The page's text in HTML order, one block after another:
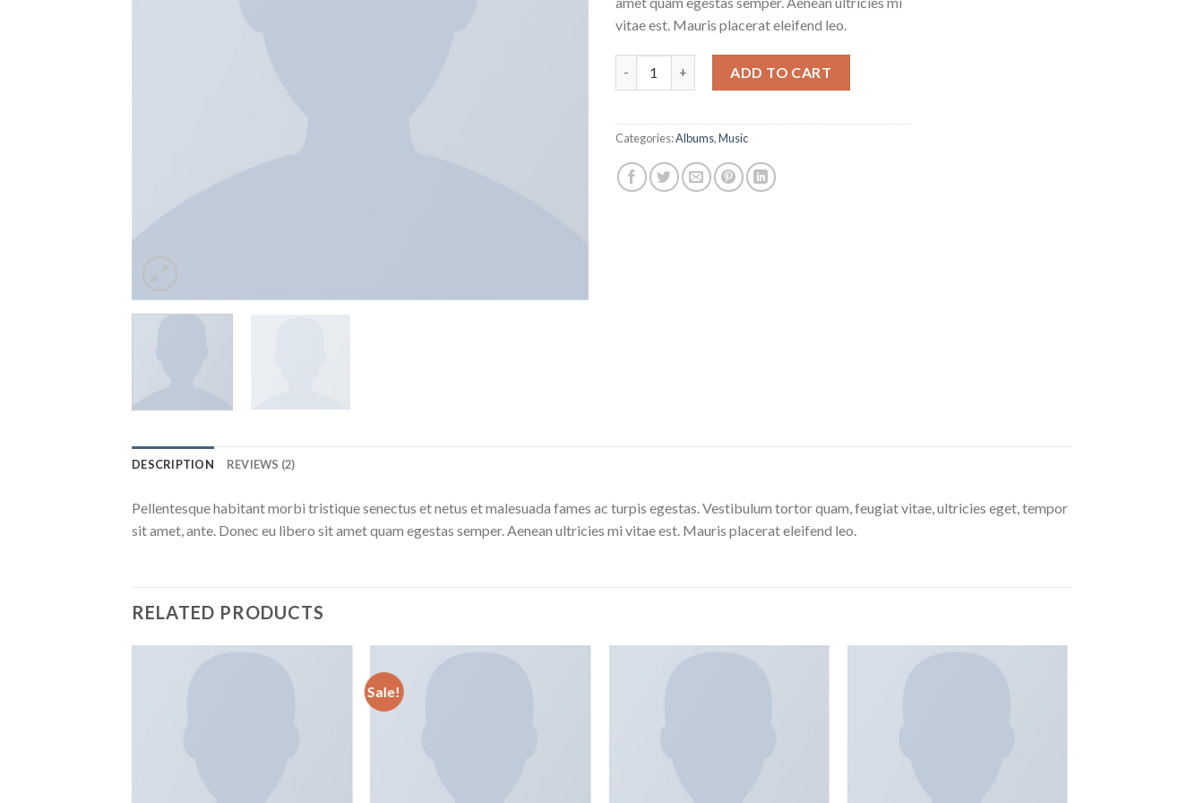
vitae est. Mauris placerat eleifend leo.
ADD TO CART
Categories:Albums,Music
DESCRIPTION REVIEWS (2)
Pellentesque habitant morbi tristique senectus et netus et malesuada fames ac turpis egestas. Vestibulum tortor quam, feugiat vitae, ultricies eget, tempor
sit amet, ante. Donec eu libero sit amet quam egestas semper. Aenean ultricies mi vitae est. Mauris placerat eleifend leo.
RELATED PRODUCTS
Sale!